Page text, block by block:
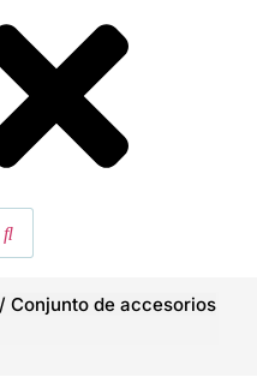
/Conjunto de accesorios